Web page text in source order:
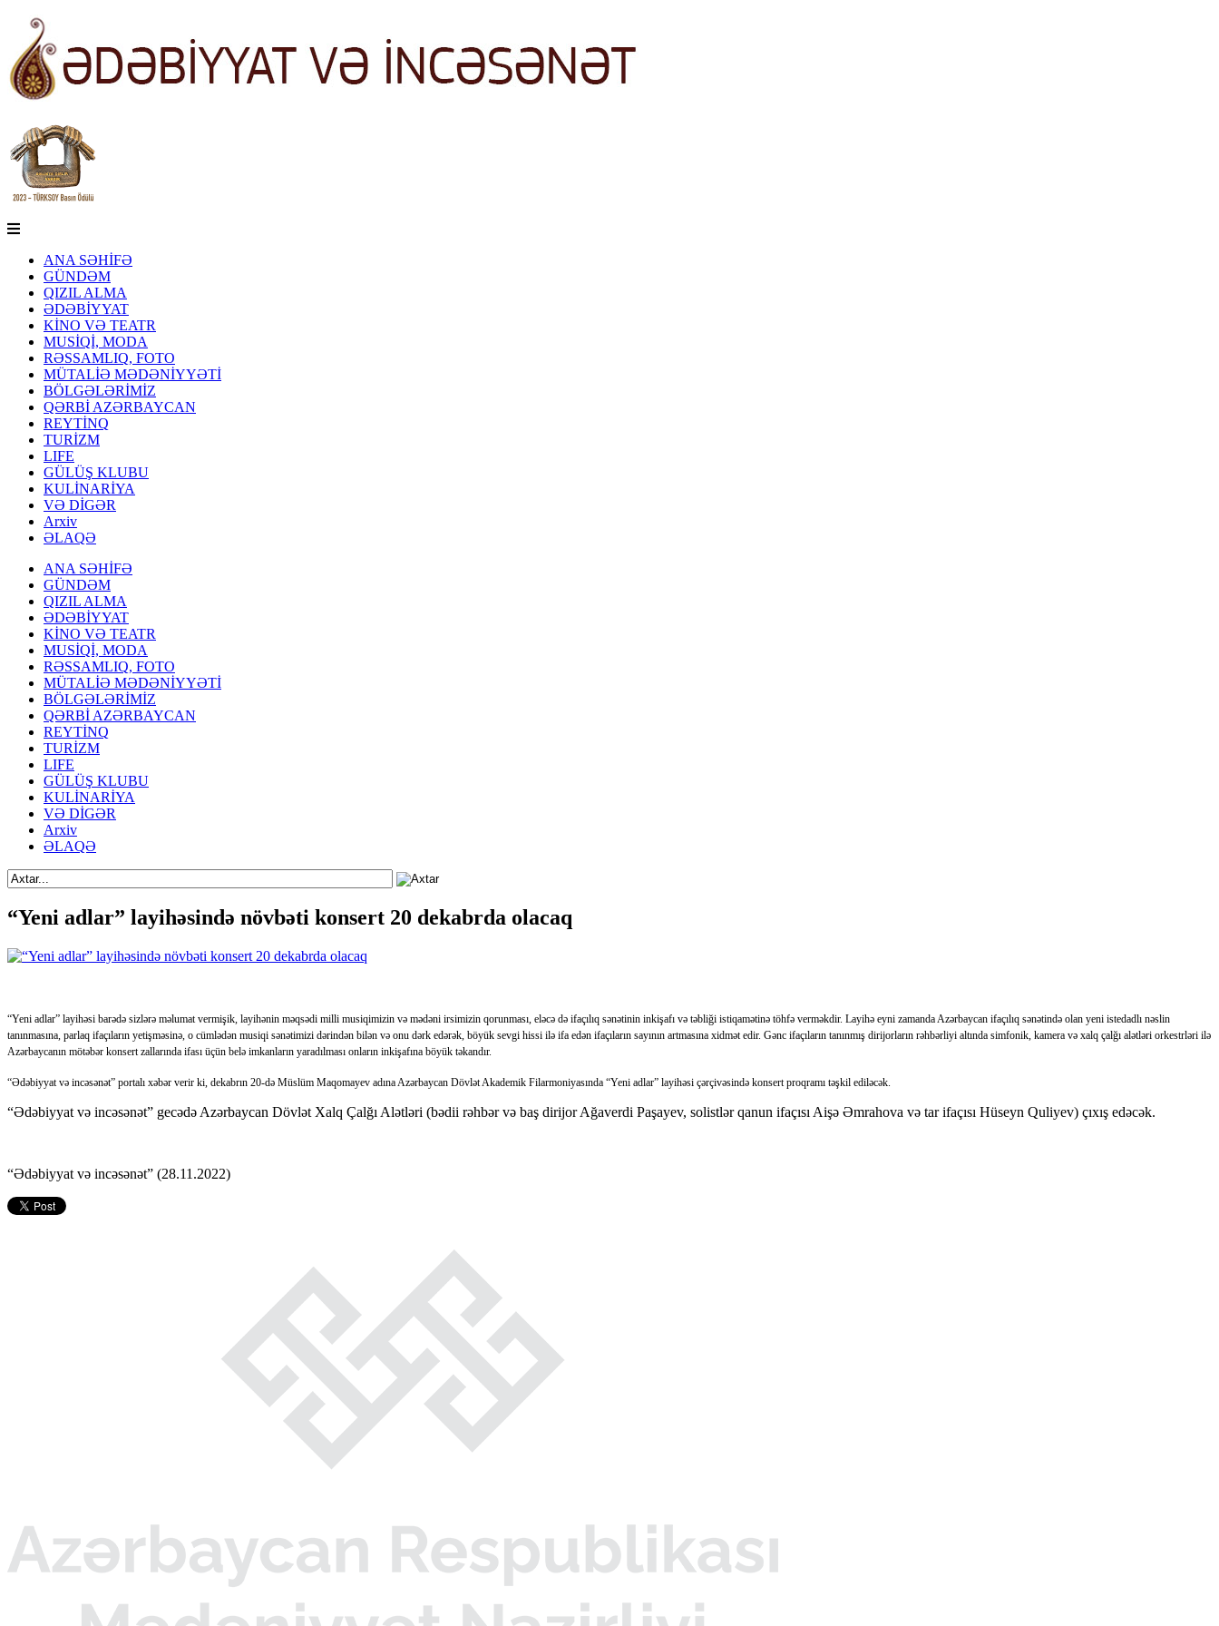
ANA SƏHİFƏ
GÜNDƏM
QIZIL ALMA
ƏDƏBİYYAT
KİNO VƏ TEATR
MUSİQİ, MODA
RƏSSAMLIQ, FOTO
MÜTALİƏ MƏDƏNİYYƏTİ
BÖLGƏLƏRİMİZ
QƏRBİ AZƏRBAYCAN
REYTİNQ
TURİZM
LIFE
GÜLÜŞ KLUBU
KULİNARİYA
VƏ DİGƏR
Arxiv
ƏLAQƏ
ANA SƏHİFƏ
GÜNDƏM
QIZIL ALMA
ƏDƏBİYYAT
KİNO VƏ TEATR
MUSİQİ, MODA
RƏSSAMLIQ, FOTO
MÜTALİƏ MƏDƏNİYYƏTİ
BÖLGƏLƏRİMİZ
QƏRBİ AZƏRBAYCAN
REYTİNQ
TURİZM
LIFE
GÜLÜŞ KLUBU
KULİNARİYA
VƏ DİGƏR
Arxiv
ƏLAQƏ
“Yeni adlar” layihəsində növbəti konsert 20 dekabrda olacaq
“Yeni adlar” layihəsi barədə sizlərə məlumat vermişik, layihənin məqsədi milli musiqimizin və mədəni irsimizin qorunması, eləcə də ifaçılıq sənətinin inkişafı və təbliği istiqamətinə töhfə verməkdir. Layihə eyni zamanda Azərbaycan ifaçılıq sənətində olan yeni istedadlı nəslin
tanınmasına, parlaq ifaçıların yetişməsinə, o cümlədən musiqi sənətimizi dərindən bilən və onu dərk edərək, böyük sevgi hissi ilə ifa edən ifaçıların sayının artmasına xidmət edir. Gənc ifaçıların tanınmış dirijorların rəhbərliyi altında simfonik, kamera və xalq çalğı alətləri orkestrləri ilə
Azərbaycanın mötəbər konsert zallarında ifası üçün belə imkanların yaradılması onların inkişafına böyük təkandır.
“Ədəbiyyat və incəsənət” portalı xəbər verir ki, dekabrın 20-də Müslüm Maqomayev adına Azərbaycan Dövlət Akademik Filarmoniyasında “Yeni adlar” layihəsi çərçivəsində konsert proqramı təşkil ediləcək.
“Ədəbiyyat və incəsənət” gecədə Azərbaycan Dövlət Xalq Çalğı Alətləri (bədii rəhbər və baş dirijor Ağaverdi Paşayev, solistlər qanun ifaçısı Aişə Əmrahova və tar ifaçısı Hüseyn Quliyev) çıxış edəcək.
“Ədəbiyyat və incəsənət” (28.11.2022)